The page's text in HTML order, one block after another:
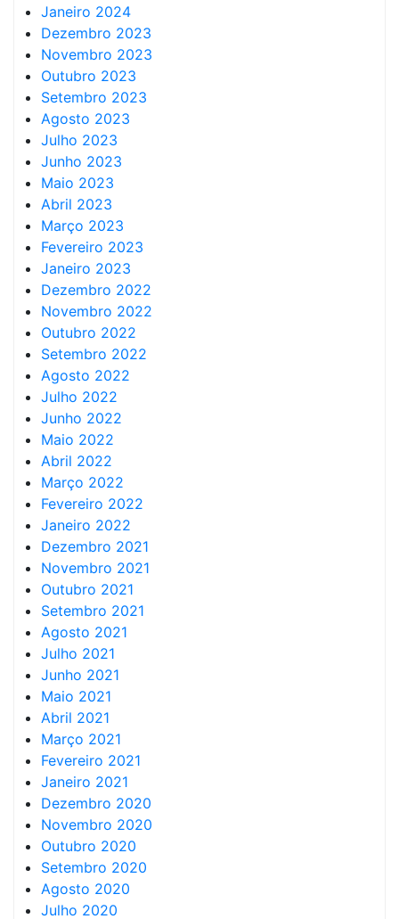
Janeiro 2024
Dezembro 2023
Novembro 2023
Outubro 2023
Setembro 2023
Agosto 2023
Julho 2023
Junho 2023
Maio 2023
Abril 2023
Março 2023
Fevereiro 2023
Janeiro 2023
Dezembro 2022
Novembro 2022
Outubro 2022
Setembro 2022
Agosto 2022
Julho 2022
Junho 2022
Maio 2022
Abril 2022
Março 2022
Fevereiro 2022
Janeiro 2022
Dezembro 2021
Novembro 2021
Outubro 2021
Setembro 2021
Agosto 2021
Julho 2021
Junho 2021
Maio 2021
Abril 2021
Março 2021
Fevereiro 2021
Janeiro 2021
Dezembro 2020
Novembro 2020
Outubro 2020
Setembro 2020
Agosto 2020
Julho 2020